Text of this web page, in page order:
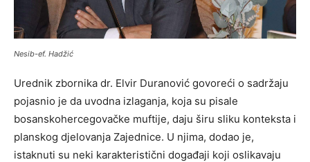
Nesib-ef. Hadžić
Urednik zbornika dr. Elvir Duranović govoreći o sadržaju
pojasnio je da uvodna izlaganja, koja su pisale
bosanskohercegovačke muftije, daju širu sliku konteksta i
planskog djelovanja Zajednice. U njima, dodao je,
istaknuti su neki karakteristični događaji koji oslikavaju